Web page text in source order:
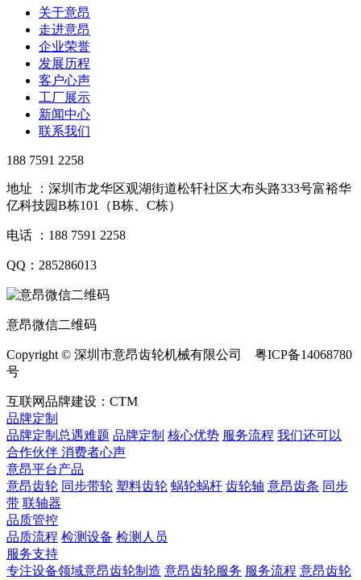
关于意昂
走进意昂
企业荣誉
发展历程
客户心声
工厂展示
新闻中心
联系我们
188 7591 2258
地址 ：深圳市龙华区观湖街道松轩社区大布头路333号富裕华
亿科技园B栋101（B栋、C栋）
电话 ：188 7591 2258
QQ：285286013
意昂微信二维码
Copyright © 深圳市意昂齿轮机械有限公司 粤ICP备14068780
号
互联网品牌建设：CTM
品牌定制
品牌定制总遇难题 品牌定制 核心优势 服务流程 我们还可以
合作伙伴 ​ 消费者心声
意昂平台产品
意昂齿轮 同步带轮 塑料齿轮 蜗轮蜗杆 齿轮轴 意昂齿条 同步
带 联轴器
品质管控
品质流程 检测设备 检测人员
服务支持
专注设备领域意昂齿轮制造 意昂齿轮服务 服务流程 意昂齿轮